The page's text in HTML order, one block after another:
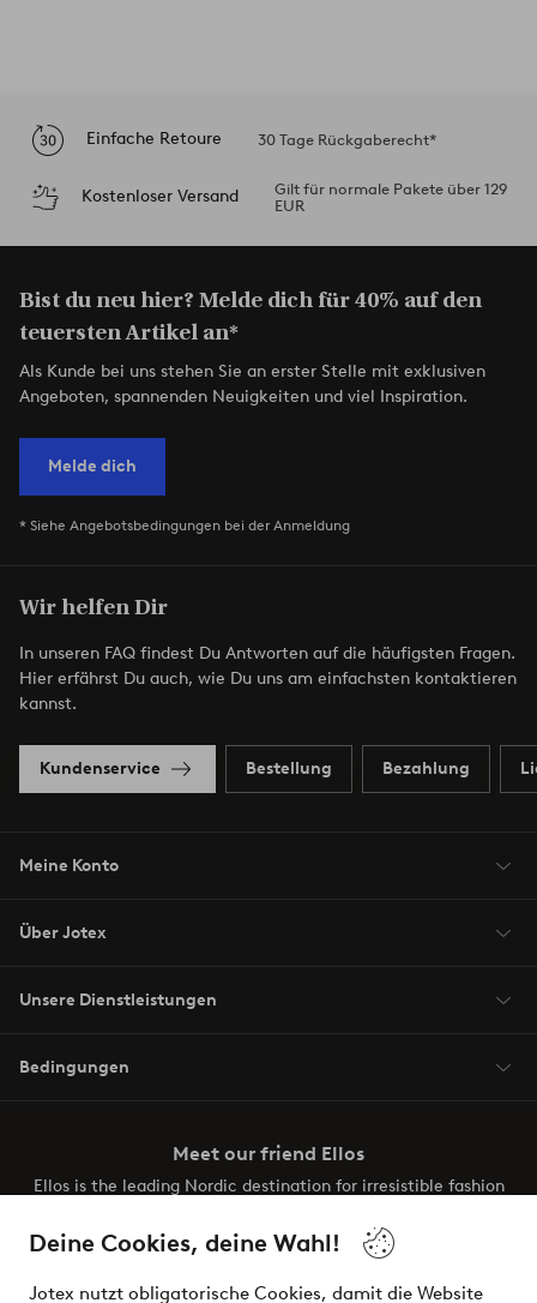
Deine Cookies, deine Wahl!
Jotex nutzt obligatorische Cookies, damit die Website
Einfache Retoure 30 Tage Rückgaberecht*
Kostenloser Versand
Gilt für normale Pakete über 129
EUR
Bist du neu hier? Melde dich für 40% auf den
teuersten Artikel an*
Als Kunde bei uns stehen Sie an erster Stelle mit exklusiven
Angeboten, spannenden Neuigkeiten und viel Inspiration.
Melde dich
* Siehe Angebotsbedingungen bei der Anmeldung
Wir helfen Dir
In unseren FAQ findest Du Antworten auf die häufigsten Fragen.
Hier erfährst Du auch, wie Du uns am einfachsten kontaktieren
kannst.
Kundenservice Bestellung Bezahlung
Meine Konto
Über Jotex
Unsere Dienstleistungen
Bedingungen
Meet our friend Ellos
Ellos is the leading Nordic destination for irresistible fashion
the latest trends, curated to make finding your next look
effortless. It’s all here.
Visit Ellos